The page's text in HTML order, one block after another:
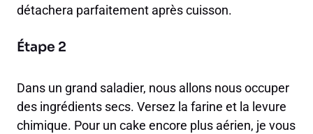
détachera parfaitement après cuisson.
Étape 2
Dans un grand saladier, nous allons nous occuper
des ingrédients secs. Versez la farine et la levure
chimique. Pour un cake encore plus aérien, je vous